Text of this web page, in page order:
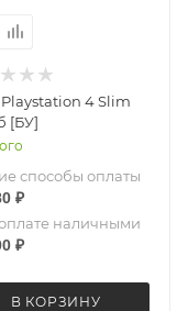
4 Slim
[БУ]
способы оплаты
₽
наличными
₽
В КОРЗИНУ